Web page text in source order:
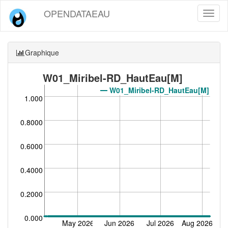
OPENDATAEAU
Graphique
W01_Miribel-RD_HautEau[M]
W01_Miribel-RD_HautEau[M]
0.000
0.2000
0.4000
0.6000
0.8000
1.000
May 2026 Jun 2026 Jul 2026 Aug 2026